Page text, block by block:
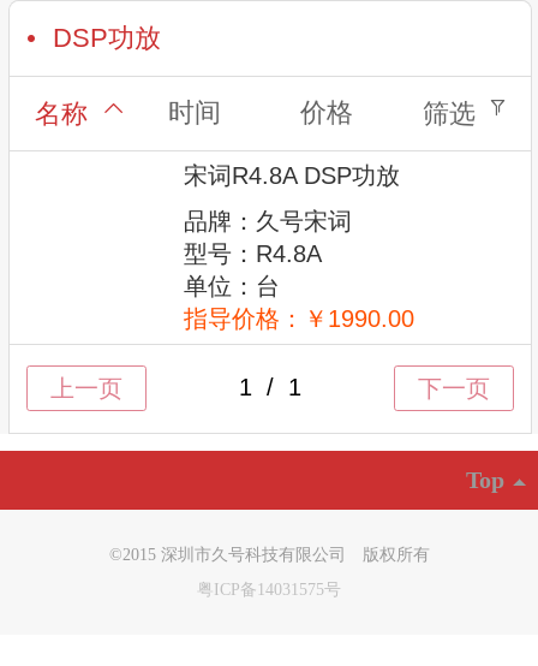
DSP功放
名称 时间 价格 筛选
宋词R4.8A DSP功放
品牌：久号宋词
型号：R4.8A
单位：台
指导价格：￥1990.00
Top
©2015 深圳市久号科技有限公司 版权所有
粤ICP备14031575号